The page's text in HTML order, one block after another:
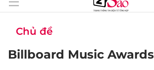
Chủ đề
Billboard Music Awards